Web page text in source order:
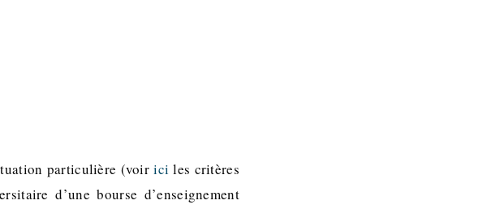
particulière (voirici les critères
d’une bourse d’enseignement